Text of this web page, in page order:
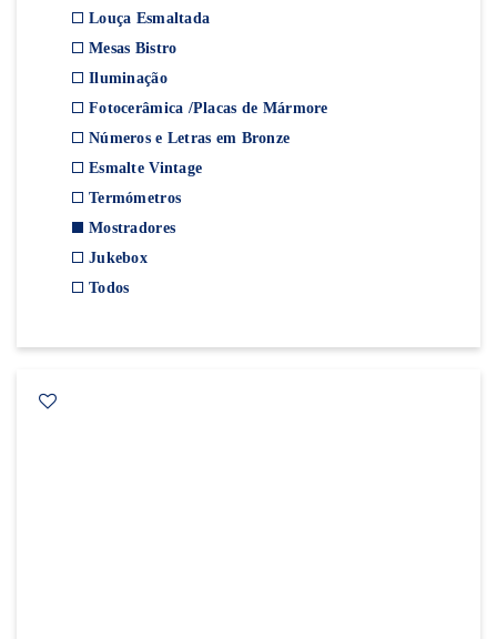
Louça Esmaltada
Mesas Bistro
Iluminação
Fotocerâmica /Placas de Mármore
Números e Letras em Bronze
Esmalte Vintage
Termómetros
Mostradores
Jukebox
Todos